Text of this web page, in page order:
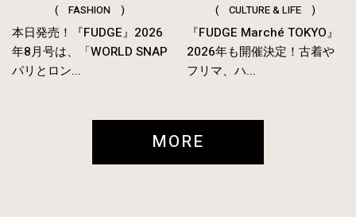
( FASHION )
本日発売！『FUDGE』2026
年8月号は、「WORLD SNAP
パリとロン...
( CULTURE & LIFE )
『FUDGE Marché TOKYO』
2026年も開催決定！古着や
フリマ、ハ...
MORE